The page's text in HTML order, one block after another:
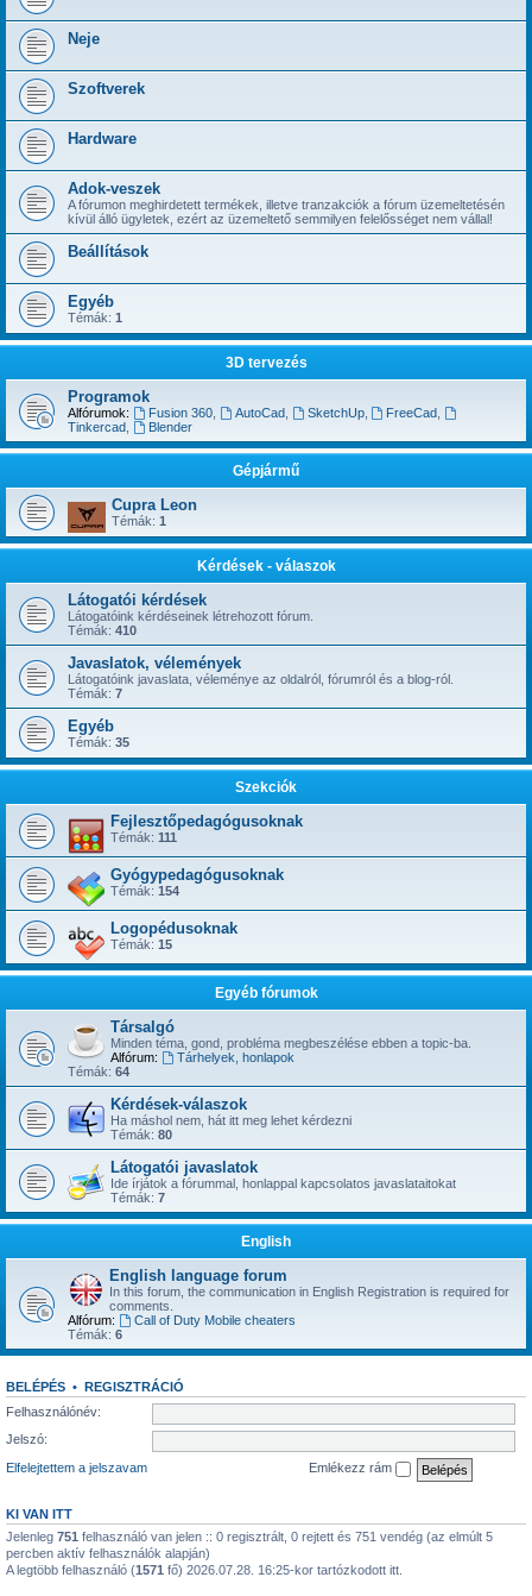
Neje
Szoftverek
Hardware
Adok-veszek
A fórumon meghirdetett termékek, illetve tranzakciók a fórum üzemeltetésén
kívül álló ügyletek, ezért az üzemeltető semmilyen felelősséget nem vállal!
Beállítások
Egyéb
Témák: 1
3D tervezés
Programok
Alfórumok: Fusion 360, AutoCad, SketchUp, FreeCad
Tinkercad
Blender
Gépjármű
Cupra Leon
Témák: 1
Kérdések - válaszok
Látogatói kérdések
Látogatóink kérdéseinek létrehozott fórum.
Témák: 410
Javaslatok, vélemények
Látogatóink javaslata, véleménye az oldalról, fórumról és a blog-ról.
Témák: 7
Egyéb
Témák: 35
Szekciók
Fejlesztőpedagógusoknak
Témák: 111
Gyógypedagógusoknak
Témák: 154
Logopédusoknak
Témák: 15
Egyéb fórumok
Társalgó
Minden téma, gond, probléma megbeszélése ebben a topic-ba.
Alfórum:
Tárhelyek, honlapok
Témák: 64
Kérdések-válaszok
Ha máshol nem, hát itt meg lehet kérdezni
Témák: 80
Látogatói javaslatok
Ide írjátok a fórummal, honlappal kapcsolatos javaslataitokat
Témák: 7
English
English language forum
In this forum, the communication in English Registration is required for
comments.
Alfórum:
Call of Duty Mobile cheaters
Témák: 6
BELÉPÉS • REGISZTRÁCIÓ
Felhasználónév:
Jelszó:
Elfelejtettem a jelszavam
Emlékezz rám
KI VAN ITT
Jelenleg 751 felhasználó van jelen :: 0 regisztrált, 0 rejtett és 751 vendég (az elmúlt 5
percben aktív felhasználók alapján)
A legtöbb felhasználó (1571 fő) 2026.07.28. 16:25-kor tartózkodott itt.